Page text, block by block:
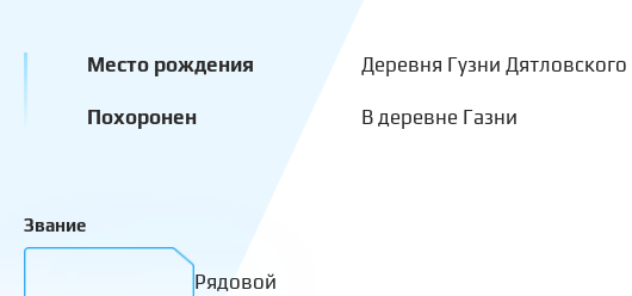
Место рождения Деревня Гузни
Похоронен В деревне Газни
Звание
Рядовой